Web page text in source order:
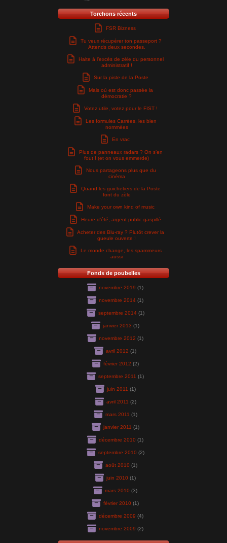
Torchons récents
FSR Bizness
Tu veux récupérer ton passeport ?
Attends deux secondes.
Halte à l’excès de zèle du personnel
administratif !
Sur la piste de la Poste
Mais où est donc passée la
démocratie ?
Votez utile, votez pour le FIST !
Les formules Carrées, les bien
nommées
En vrac
Plus de panneaux radars ? On s’en
fout ! (et on vous emmerde)
Nous partageons plus que du
cinéma
Quand les guichetiers de la Poste
font du zèle
Make your own kind of music
Heure d’été, argent public gaspillé
Acheter des Blu-ray ? Plutôt crever la
gueule ouverte !
Le monde change, les spammeurs
aussi
Fonds de poubelles
novembre 2019 (1)
novembre 2014 (1)
septembre 2014(1)
janvier 2013 (1)
novembre 2012 (1)
avril 2012 (1)
février 2012 (2)
septembre 2011 (1)
juin 2011 (1)
avril 2011 (2)
mars 2011 (1)
janvier 2011 (1)
décembre 2010 (1)
septembre 2010(2)
août 2010(1)
juin 2010 (1)
mars 2010 (3)
février 2010 (1)
décembre 2009 (4)
novembre 2009 (2)